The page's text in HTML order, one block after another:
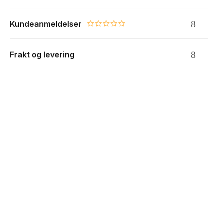
Kundeanmeldelser 0.0 star rating
Frakt og levering